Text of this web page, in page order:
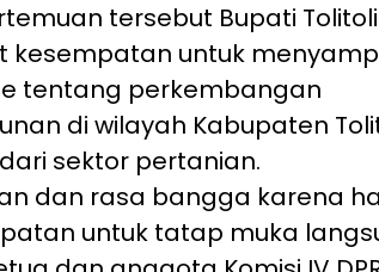
tersebut Bupati Tolitoli
kesempatan untuk
tentang perkembangan
di wilayah Kabupaten
dari sektor pertanian.
dan rasa bangga karena
untuk tatap muka